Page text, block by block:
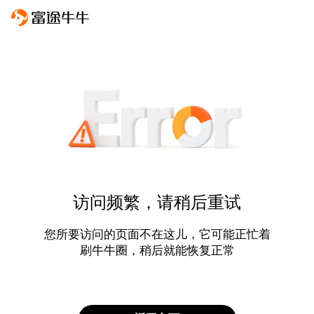
访问频繁，请稍后重试
您所要访问的页面不在这儿，它可能正忙着
刷牛牛圈，稍后就能恢复正常